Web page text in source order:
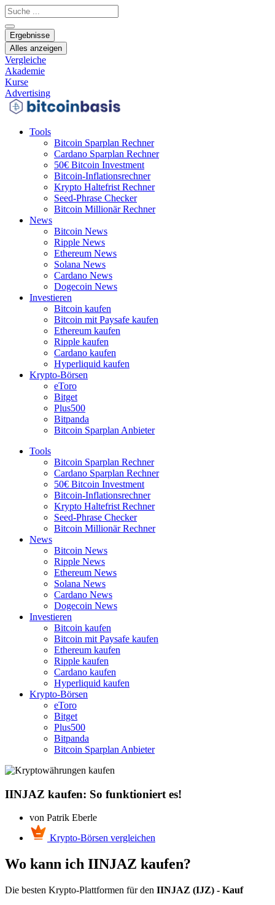
Zum
Inhalt
springen
Search
...
Ergebnisse
Alles anzeigen
Vergleiche
Akademie
Kurse
Advertising
Tools
Bitcoin Sparplan Rechner
Cardano Sparplan Rechner
50€ Bitcoin Investment
Bitcoin-Inflationsrechner
Krypto Haltefrist Rechner
Seed-Phrase Checker
Bitcoin Millionär Rechner
News
Bitcoin News
Ripple News
Ethereum News
Solana News
Cardano News
Dogecoin News
Investieren
Bitcoin kaufen
Bitcoin mit Paysafe kaufen
Ethereum kaufen
Ripple kaufen
Cardano kaufen
Hyperliquid kaufen
Krypto-Börsen
eToro
Bitget
Plus500
Bitpanda
Bitcoin Sparplan Anbieter
Tools
Bitcoin Sparplan Rechner
Cardano Sparplan Rechner
50€ Bitcoin Investment
Bitcoin-Inflationsrechner
Krypto Haltefrist Rechner
Seed-Phrase Checker
Bitcoin Millionär Rechner
News
Bitcoin News
Ripple News
Ethereum News
Solana News
Cardano News
Dogecoin News
Investieren
Bitcoin kaufen
Bitcoin mit Paysafe kaufen
Ethereum kaufen
Ripple kaufen
Cardano kaufen
Hyperliquid kaufen
Krypto-Börsen
eToro
Bitget
Plus500
Bitpanda
Bitcoin Sparplan Anbieter
IINJAZ kaufen: So funktioniert es!
von Patrik Eberle
Krypto-Börsen vergleichen
Wo kann ich IINJAZ kaufen?
Die besten Krypto-Plattformen für den IINJAZ (IJZ) - Kauf